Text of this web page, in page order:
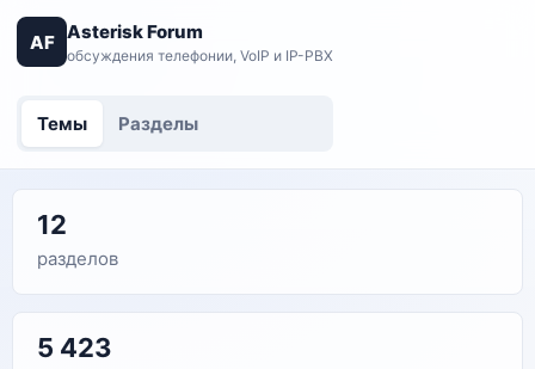
AF Asterisk Forum
обсуждения телефонии, VoIP и IP-PBX
Темы Разделы
12
разделов
5 423